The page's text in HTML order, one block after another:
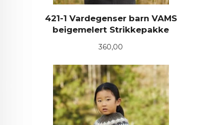
421-1 Vardegenser barn VAMS
beigemelert Strikkepakke
Pris
360,00